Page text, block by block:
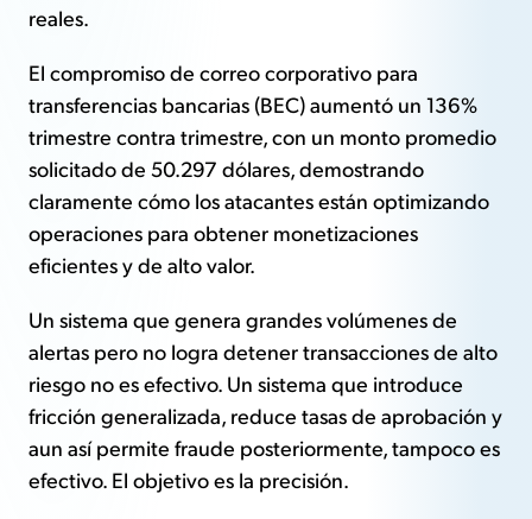
reales.
El compromiso de correo corporativo para
transferencias bancarias (BEC) aumentó un 136%
trimestre contra trimestre, con un monto promedio
solicitado de 50.297 dólares, demostrando
claramente cómo los atacantes están optimizando
operaciones para obtener monetizaciones
eficientes y de alto valor.
Un sistema que genera grandes volúmenes de
alertas pero no logra detener transacciones de alto
riesgo no es efectivo. Un sistema que introduce
fricción generalizada, reduce tasas de aprobación y
aun así permite fraude posteriormente, tampoco es
efectivo. El objetivo es la precisión.